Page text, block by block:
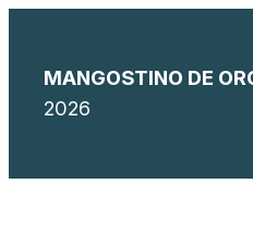
contenido
MANGOSTINO DE
2026